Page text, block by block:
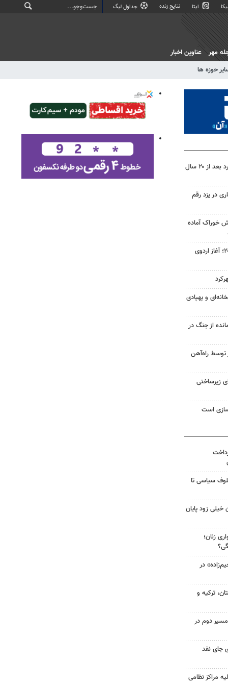
ایتا نتایج زنده جداول لیگ
حوزه ها
مهر عناوین اخبار
موانع توسعه ناحیه غرب شهرکرد بعد از ۲۰ سال
در یزد رقم
خوراک آماده
جاهدی در مسیر پارالمپیک ۲۰۲۸؛ آغاز اردوی
و پهپادی
از جنگ در
هزار زائر توسط راه‌آهن
زیرساختی
است
سیاسی تا
خیلی زود پایان
زنان؛
در
ترکیه و
دوم در
جای نقد
مراکز نظامی